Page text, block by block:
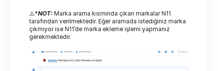
⚠️*NOT: Marka arama kısmında çıkan markalar N11
tarafından verilmektedir. Eğer aramada istediğiniz marka
çıkmıyor ise N11’de marka ekleme işlemi yapmanız
gerekmektedir.